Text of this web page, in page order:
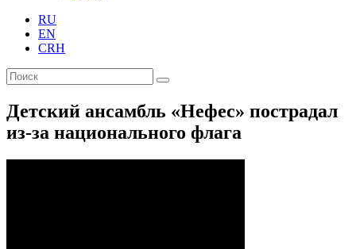
RU
EN
CRH
Детский ансамбль «Нефес» пострадал
из-за национального флага